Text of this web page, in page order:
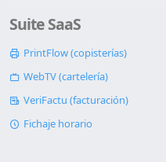
Suite SaaS
PrintFlow (copisterías)
WebTV (cartelería)
VeriFactu (facturación)
Fichaje horario